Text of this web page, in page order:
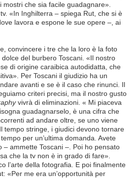
che sia facile guadagnare».
«In Inghilterra – spiega Rut, che si è
lavora e espone le sue opere –, ai
convincere i tre che la loro è la foto
del burbero Toscani. «Il nostro
di origine caraibica autodidatta, che
Per Toscani il giudizio ha un
avanti e se è il caso che rinunci. Il
criteri precisi, ma il nostro gusto
vivrà di eliminazioni. « Mi piaceva
guadagnarselo, è una cifra che
ad andare oltre, se uno viene
tempo stringe, i giudici devono tornare
per un’ultima domanda. Avete
ammette Toscani –. Poi ho pensato
che la tv non è in grado di fare».
l’arte della fotografia. E poi finalmente
«Per me era un’opportunità per